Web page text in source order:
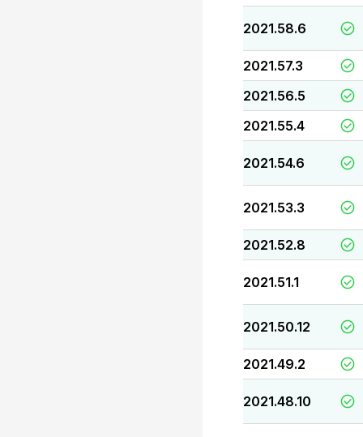
2021.58.6
2021.57.3
2021.56.5
2021.55.4
2021.54.6
2021.53.3
2021.52.8
2021.51.1
2021.50.12
2021.49.2
2021.48.10